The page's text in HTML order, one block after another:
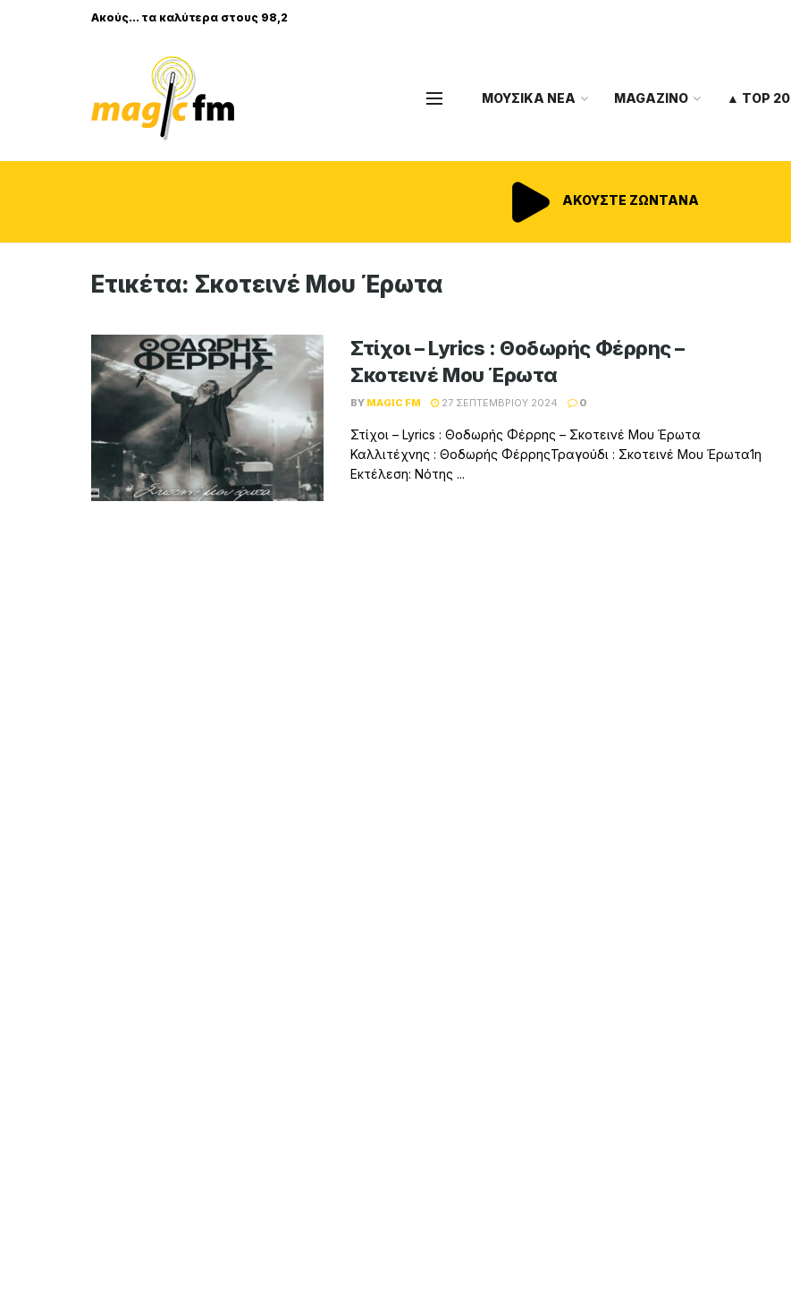
Ακούς... τα καλύτερα στους 98,2
ΜΟΥΣΙΚΑ ΝΕΑ MAGAZINO ▲ TOP 20
ΑΚΟΥΣΤΕ ΖΩΝΤΑΝΑ
Ετικέτα: Σκοτεινέ Μου Έρωτα
Στίχοι – Lyrics : Θοδωρής Φέρρης –
Σκοτεινέ Μου Έρωτα
BY MAGIC FM 27 ΣΕΠΤΕΜΒΡΊΟΥ 2024 0
Στίχοι – Lyrics : Θοδωρής Φέρρης – Σκοτεινέ Μου Έρωτα
Καλλιτέχνης : Θοδωρής ΦέρρηςΤραγούδι : Σκοτεινέ Μου Έρωτα1η
Εκτέλεση: Νότης ...